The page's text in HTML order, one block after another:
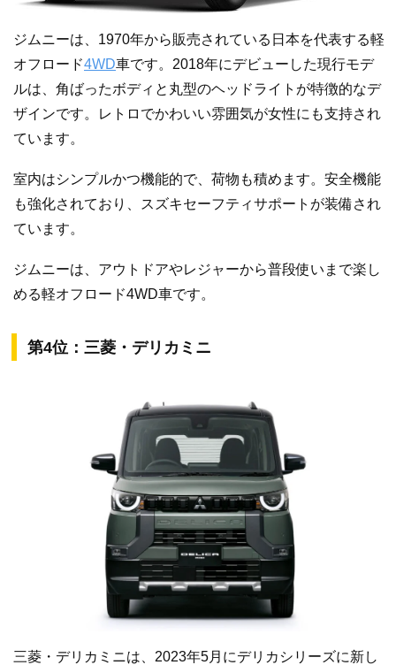
ジムニーは、1970年から販売されている日本を代表する軽
オフロード4WD車です。2018年にデビューした現行モデ
ルは、角ばったボディと丸型のヘッドライトが特徴的なデ
ザインです。レトロでかわいい雰囲気が女性にも支持され
ています。
室内はシンプルかつ機能的で、荷物も積めます。安全機能
も強化されており、スズキセーフティサポートが装備され
ています。
ジムニーは、アウトドアやレジャーから普段使いまで楽し
める軽オフロード4WD車です。
第4位：三菱・デリカミニ
三菱・デリカミニは、2023年5月にデリカシリーズに新し